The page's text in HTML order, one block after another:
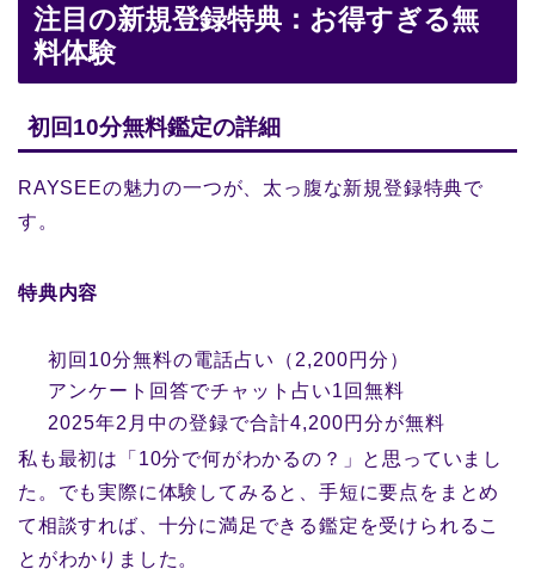
注目の新規登録特典：お得すぎる無
料体験
初回10分無料鑑定の詳細
RAYSEEの魅力の一つが、太っ腹な新規登録特典で
す。
特典内容
初回10分無料の電話占い（2,200円分）
アンケート回答でチャット占い1回無料
2025年2月中の登録で合計4,200円分が無料
私も最初は「10分で何がわかるの？」と思っていまし
た。でも実際に体験してみると、手短に要点をまとめ
て相談すれば、十分に満足できる鑑定を受けられるこ
とがわかりました。